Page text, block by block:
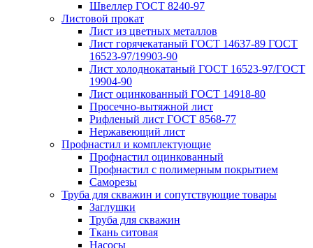
Швеллер ГОСТ 8240-97
Листовой прокат
Лист из цветных металлов
Лист горячекатаный ГОСТ 14637-89 ГОСТ
16523-97/19903-90
Лист холоднокатаный ГОСТ 16523-97/ГОСТ
19904-90
Лист оцинкованный ГОСТ 14918-80
Просечно-вытяжной лист
Рифленый лист ГОСТ 8568-77
Нержавеющий лист
Профнастил и комплектующие
Профнастил оцинкованный
Профнастил с полимерным покрытием
Саморезы
Труба для скважин и сопутствующие товары
Заглушки
Труба для скважин
Ткань ситовая
Насосы